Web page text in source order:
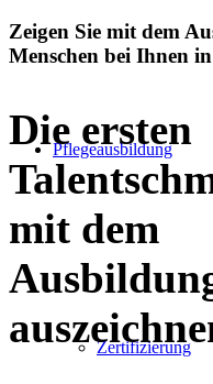
Pflegeausbildung
Zertifizierung
Zeigen Sie mit dem
Menschen bei Ihnen
Die ersten
mit dem